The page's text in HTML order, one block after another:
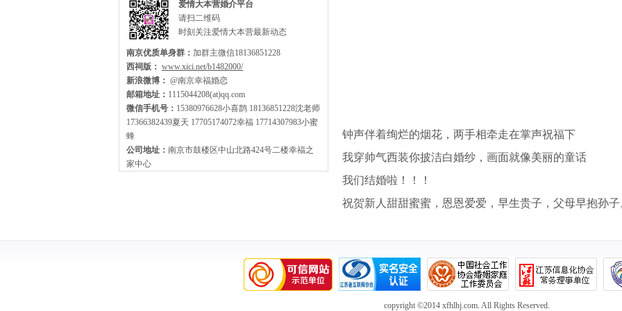
钟声伴着绚烂的烟花，两手相牵走在掌声祝福下
我穿帅气西装你披洁白婚纱，画面就像美丽的童话
我们结婚啦！！！
祝贺新人甜甜蜜蜜，恩恩爱爱，早生贵子，父母早抱孙子
爱情大本营婚介平台
请扫二维码
时刻关注爱情大本营最新动态
南京优质单身群： 加群主微信18136851228
西祠版： www.xici.net/b1482000/
新浪微博： @南京幸福婚恋
邮箱地址： 1115044208(at)qq.com
微信手机号： 15380976628小喜鹊 18136851228沈老师
17366382439夏天 17705174072幸福 17714307983小蜜
蜂
公司地址： 南京市鼓楼区中山北路424号二楼幸福之
家中心
copyright ©2014 xfhlhj.com. All Rights Reserved.